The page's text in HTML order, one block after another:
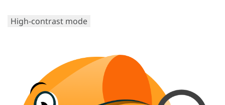
High-contrast mode